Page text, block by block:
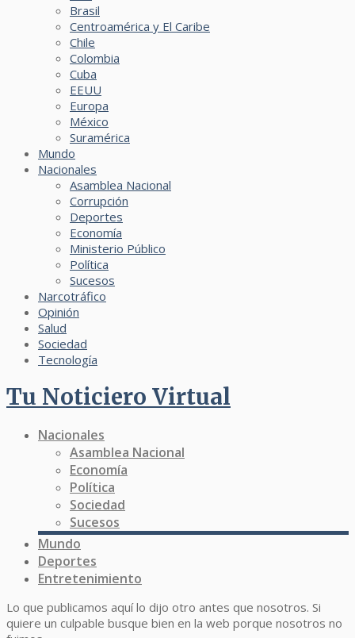
Brasil
Centroamérica y El Caribe
Chile
Colombia
Cuba
EEUU
Europa
México
Suramérica
Mundo
Nacionales
Asamblea Nacional
Corrupción
Deportes
Economía
Ministerio Público
Política
Sucesos
Narcotráfico
Opinión
Salud
Sociedad
Tecnología
Tu Noticiero Virtual
Nacionales
Asamblea Nacional
Economía
Política
Sociedad
Sucesos
Mundo
Deportes
Entretenimiento
Lo que publicamos aquí lo dijo otro antes que nosotros. Si
quiere un culpable busque bien en la web porque nosotros no